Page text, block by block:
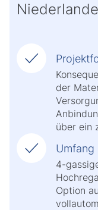
Niederlande
der
über ein
Umfang
4-
Option